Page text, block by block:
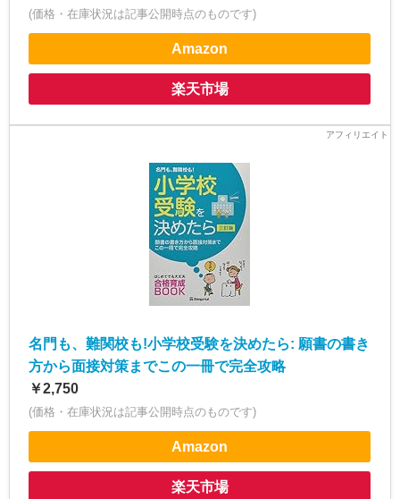
(価格・在庫状況は記事公開時点のものです)
Amazon
楽天市場
名門も、難関校も!小学校受験を決めたら: 願書の書き
方から面接対策までこの一冊で完全攻略
￥2,750
(価格・在庫状況は記事公開時点のものです)
Amazon
楽天市場